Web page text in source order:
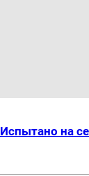
Испытано на